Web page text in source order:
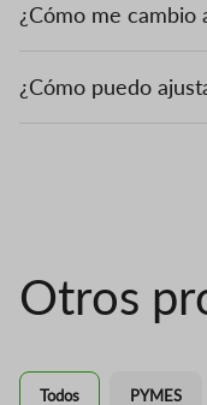
¿Cómo me cambio
¿Cómo puedo
Otros
Todos PYMES